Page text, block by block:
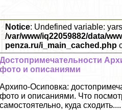
Notice: Undefined variable:
/var/www/iq22059882/data/
penza.ru/i_main_cached.php
Достопримечательности
фото и описаниями
Архипо-Осиповка:
фото и описаниями. Что
самостоятельно, куда сходить....